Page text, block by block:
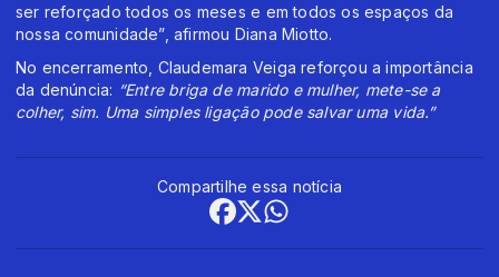
ser reforçado todos os meses e em todos os espaços da
nossa comunidade”, afirmou Diana Miotto.
No encerramento, Claudemara Veiga reforçou a importância
da denúncia: “Entre briga de marido e mulher, mete-se a
colher, sim. Uma simples ligação pode salvar uma vida.”
Compartilhe essa notícia